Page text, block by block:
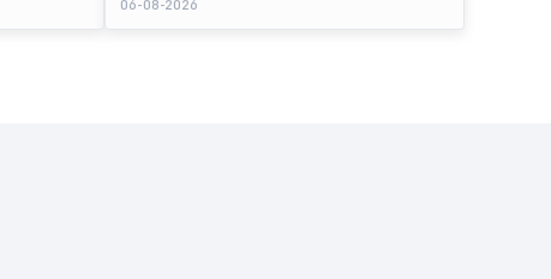
Oneindig
IPO રોકાણકારોને સામાન્ય લાભ પ્રદાન કર્યા, જે વાજબી રીતે
સબસ્ક્રાઇબ કરેલ પબ્લિક ઇશ્યૂ પછી સ્થિર માર્કેટ સેન્ટિમેન્ટને
06-08-2026